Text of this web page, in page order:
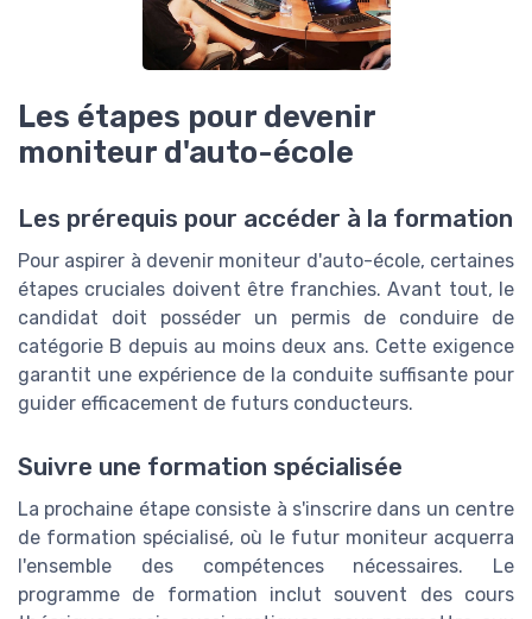
Les étapes pour devenir
moniteur d'auto-école
Les prérequis pour accéder à la formation
Pour aspirer à devenir moniteur d'auto-école, certaines
étapes cruciales doivent être franchies. Avant tout, le
candidat doit posséder un permis de conduire de
catégorie B depuis au moins deux ans. Cette exigence
garantit une expérience de la conduite suffisante pour
guider efficacement de futurs conducteurs.
Suivre une formation spécialisée
La prochaine étape consiste à s'inscrire dans un centre
de formation spécialisé, où le futur moniteur acquerra
l'ensemble des compétences nécessaires. Le
programme de formation inclut souvent des cours